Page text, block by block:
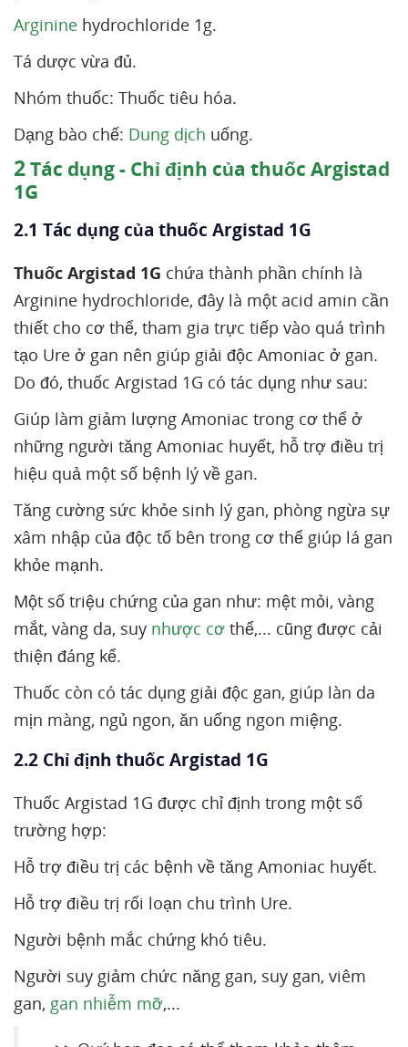
Arginine hydrochloride 1g.
Tá dược vừa đủ.
Nhóm thuốc: Thuốc tiêu hóa.
Dạng bào chế: Dung dịch uống.
2Tác dụng - Chỉ định của thuốc Argistad
1G
2.1 Tác dụng của thuốc Argistad 1G
Thuốc Argistad 1G chứa thành phần chính là
Arginine hydrochloride, đây là một acid amin cần
thiết cho cơ thể, tham gia trực tiếp vào quá trình
tạo Ure ở gan nên giúp giải độc Amoniac ở gan.
Do đó, thuốc Argistad 1G có tác dụng như sau:
Giúp làm giảm lượng Amoniac trong cơ thể ở
những người tăng Amoniac huyết, hỗ trợ điều trị
hiệu quả một số bệnh lý về gan.
Tăng cường sức khỏe sinh lý gan, phòng ngừa sự
xâm nhập của độc tố bên trong cơ thể giúp lá gan
khỏe mạnh.
Một số triệu chứng của gan như: mệt mỏi, vàng
mắt, vàng da, suy nhược cơ thể,... cũng được cải
thiện đáng kể.
Thuốc còn có tác dụng giải độc gan, giúp làn da
mịn màng, ngủ ngon, ăn uống ngon miệng.
2.2 Chỉ định thuốc Argistad 1G
Thuốc Argistad 1G được chỉ định trong một số
trường hợp:
Hỗ trợ điều trị các bệnh về tăng Amoniac huyết.
Hỗ trợ điều trị rối loạn chu trình Ure.
Người bệnh mắc chứng khó tiêu.
Người suy giảm chức năng gan, suy gan, viêm
gan, gan nhiễm mỡ,...